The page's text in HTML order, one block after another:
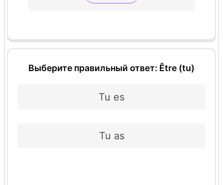
Выберите правильный ответ: Être (tu)
Tu es
Tu as